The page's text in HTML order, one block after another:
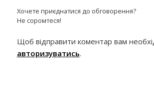
Хочете приєднатися до обговорення?
Не соромтеся!
Щоб відправити коментар вам
авторизуватись.